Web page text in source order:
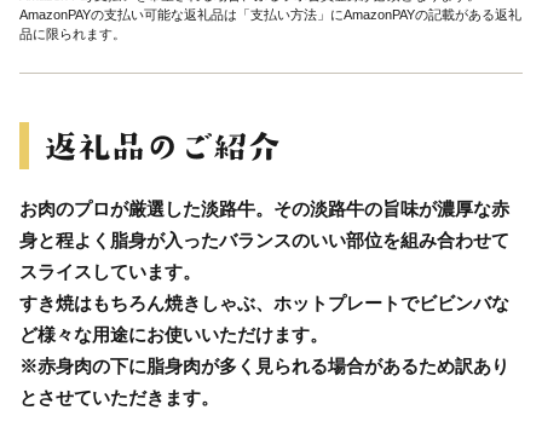
AmazonPAYの支払い可能な返礼品は「支払い方法」にAmazonPAYの記載がある返礼
品に限られます。
お肉のプロが厳選した淡路牛。その淡路牛の旨味が濃厚な赤
身と程よく脂身が入ったバランスのいい部位を組み合わせて
スライスしています。
すき焼はもちろん焼きしゃぶ、ホットプレートでビビンバな
ど様々な用途にお使いいただけます。
※赤身肉の下に脂身肉が多く見られる場合があるため訳あり
とさせていただきます。